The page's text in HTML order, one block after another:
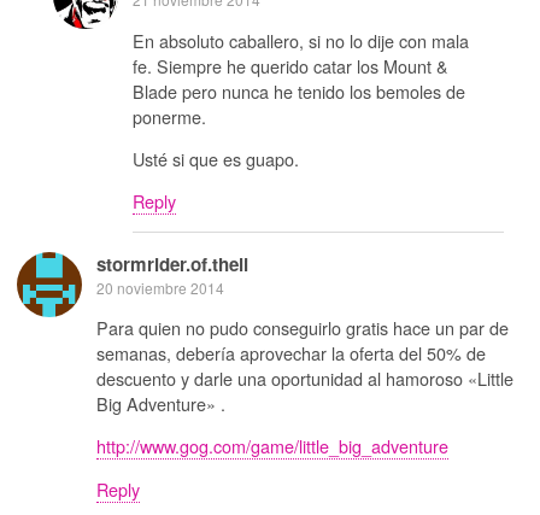
En absoluto caballero, si no lo dije con mala
fe. Siempre he querido catar los Mount &
Blade pero nunca he tenido los bemoles de
ponerme.
Usté si que es guapo.
Reply
stormrider.of.theli
20 noviembre 2014
Para quien no pudo conseguirlo gratis hace un par de
semanas, debería aprovechar la oferta del 50% de
descuento y darle una oportunidad al hamoroso «Little
Big Adventure» .
http://www.gog.com/game/little_big_adventure
Reply